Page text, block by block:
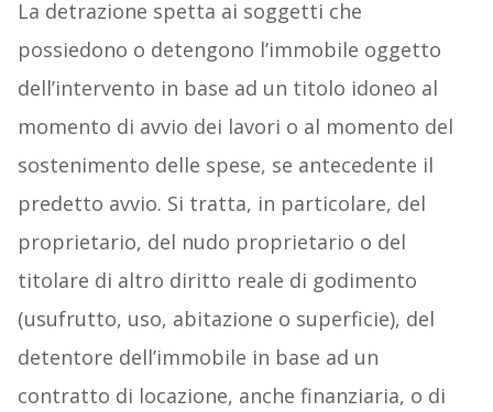
La detrazione spetta ai soggetti che
possiedono o detengono l’immobile oggetto
dell’intervento in base ad un titolo idoneo al
momento di avvio dei lavori o al momento del
sostenimento delle spese, se antecedente il
predetto avvio. Si tratta, in particolare, del
proprietario, del nudo proprietario o del
titolare di altro diritto reale di godimento
(usufrutto, uso, abitazione o superficie), del
detentore dell’immobile in base ad un
contratto di locazione, anche finanziaria, o di